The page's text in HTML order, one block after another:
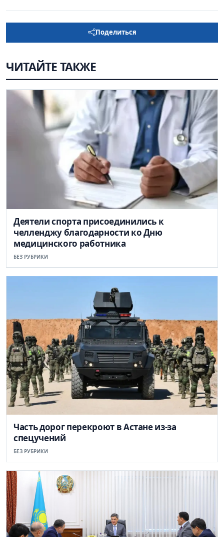
Поделиться
ЧИТАЙТЕ ТАКЖЕ
Деятели спорта присоединились к
челленджу благодарности ко Дню
медицинского работника
БЕЗ РУБРИКИ
Часть дорог перекроют в Астане из-за
спецучений
БЕЗ РУБРИКИ